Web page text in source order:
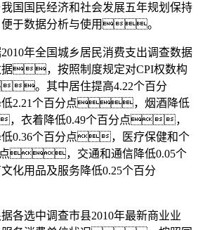
国民经济和社会发展五年规划保持
于数据分析与使用。
年全国城乡居民消费支出调查数据
据，按照制度规定对CPI权数构
。其中居住提高4.22个百分
2.21个百分点，烟酒降低
衣着降低0.49个百分点，
低0.36个百分点，医疗保健和个
点，交通和通信降低0.05个
化用品及服务降低0.25个百分
选中调查市县2010年最新商业业